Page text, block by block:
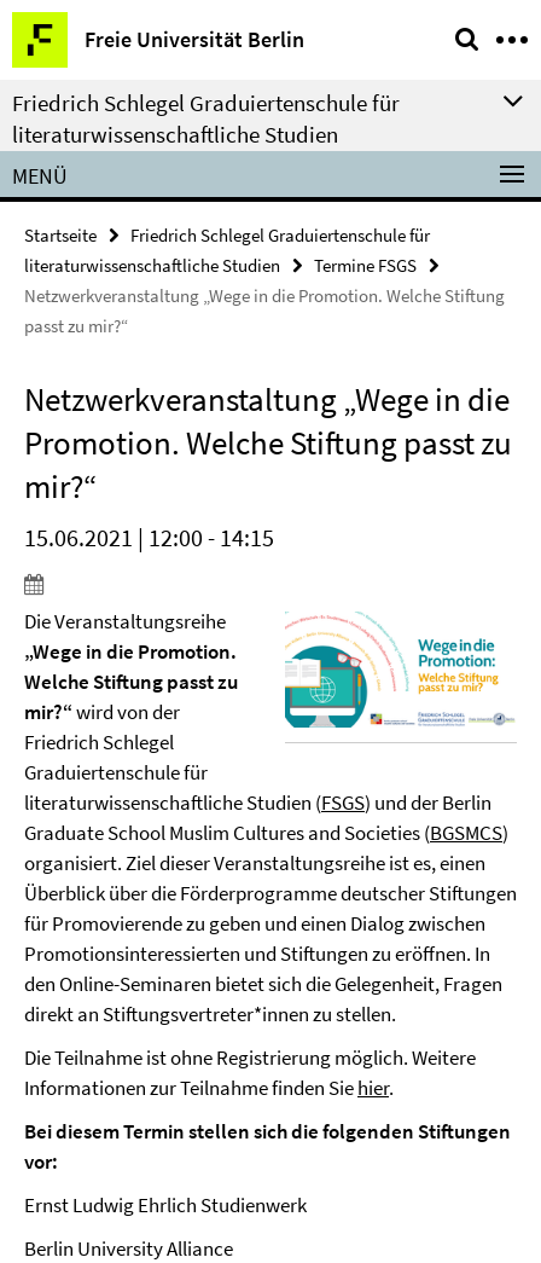
Springe
direkt
zu
Inhalt
Freie Universität Berlin
Service-
Navigation
Friedrich Schlegel Graduiertenschule für
literaturwissenschaftliche Studien
MENÜ
Startseite
Friedrich Schlegel Graduiertenschule für
literaturwissenschaftliche Studien
Termine FSGS
Netzwerkveranstaltung „Wege in die Promotion. Welche Stiftung
passt zu mir?“
Netzwerkveranstaltung „Wege in die
Promotion. Welche Stiftung passt zu
mir?“
15.06.2021 | 12:00 - 14:15
Die Veranstaltungsreihe
„Wege in die Promotion.
Welche Stiftung passt zu
mir?“wird von der
Friedrich Schlegel
Graduiertenschule für
literaturwissenschaftliche Studien (FSGS) und der Berlin
Graduate School Muslim Cultures and Societies (BGSMCS)
organisiert. Ziel dieser Veranstaltungsreihe ist es, einen
Überblick über die Förderprogramme deutscher Stiftungen
für Promovierende zu geben und einen Dialog zwischen
Promotionsinteressierten und Stiftungen zu eröffnen. In
den Online-Seminaren bietet sich die Gelegenheit, Fragen
direkt an Stiftungsvertreter*innen zu stellen.
Die Teilnahme ist ohne Registrierung möglich. Weitere
Informationen zur Teilnahme finden Siehier.
Bei diesem Termin stellen sich die folgenden Stiftungen
vor:
Ernst Ludwig Ehrlich Studienwerk
Berlin University Alliance